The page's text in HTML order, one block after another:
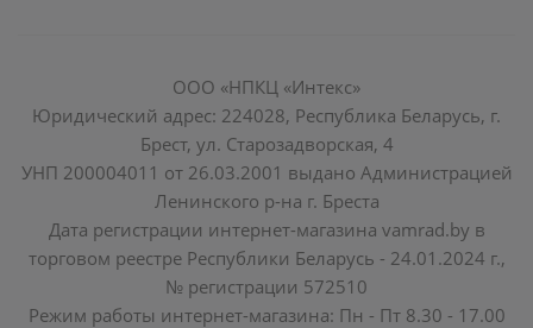
ООО «НПКЦ «Интекс»
Юридический адрес: 224028, Республика Беларусь, г.
Брест, ул. Старозадворская, 4
УНП 200004011 от 26.03.2001 выдано Администрацией
Ленинского р-на г. Бреста
Дата регистрации интернет-магазина vamrad.by в
торговом реестре Республики Беларусь - 24.01.2024 г.,
№ регистрации 572510
Режим работы интернет-магазина: Пн - Пт 8.30 - 17.00